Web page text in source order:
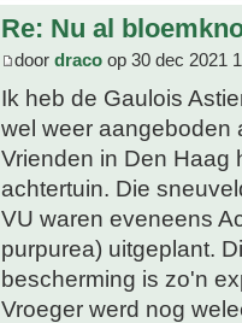
Re: Nu al
door draco op 30 dec 2021
Ik heb de Gaulois
wel weer aangeboden
Vrienden in Den Haag
achtertuin. Die
VU waren eveneens
purpurea) uitgeplant.
bescherming is zo'n
Vroeger werd nog